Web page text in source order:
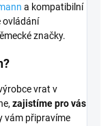
a kompatibilní
ovládání
značky.
vrat v
zajistíme pro vás
vám připravíme